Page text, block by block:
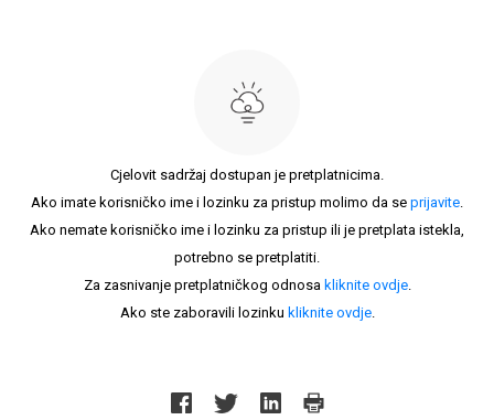
Cjelovit sadržaj dostupan je pretplatnicima.
Ako imate korisničko ime i lozinku za pristup molimo da se prijavite.
Ako nemate korisničko ime i lozinku za pristup ili je pretplata istekla,
potrebno se pretplatiti.
Za zasnivanje pretplatničkog odnosa kliknite ovdje.
Ako ste zaboravili lozinku kliknite ovdje.